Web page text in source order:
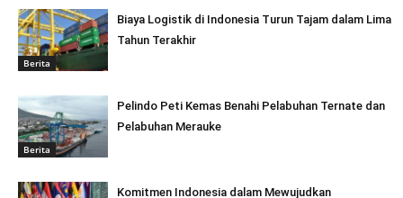
Berita
Biaya Logistik di Indonesia Turun Tajam dalam Lima
Tahun Terakhir
Berita
Pelindo Peti Kemas Benahi Pelabuhan Ternate dan
Pelabuhan Merauke
Komitmen Indonesia dalam Mewujudkan